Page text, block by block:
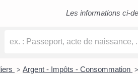
Les informations ci-
> Argent - Impôts - Consommation >